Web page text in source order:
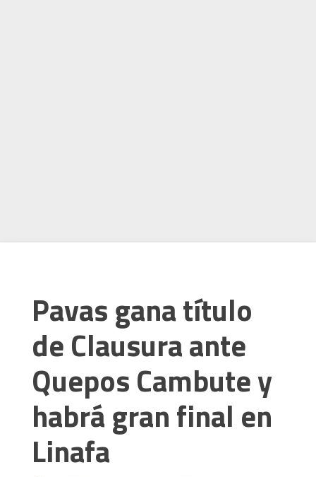
Pavas gana título
de Clausura ante
Quepos Cambute y
habrá gran final en
Linafa